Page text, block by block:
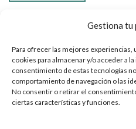
Gestiona tu
Para ofrecer las mejores experiencias,
cookies para almacenar y/o acceder a
consentimiento de estas tecnologías
comportamiento de navegación o las
No consentir o retirar el
ciertas características y funciones.